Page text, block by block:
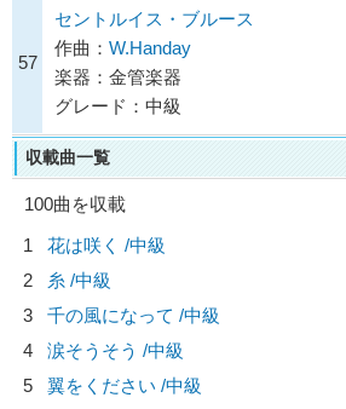
57
セントルイス・ブルース
作曲： W.Handay
楽器：金管楽器
グレード：中級
収載曲一覧
100曲を収載
1
花は咲く /中級
2
糸 /中級
3
千の風になって /中級
4
涙そうそう /中級
5
翼をください /中級